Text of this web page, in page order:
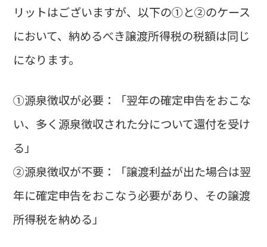
リットはございますが、以下の①と②のケース
において、納めるべき譲渡所得税の税額は同じ
になります。
①源泉徴収が必要：「翌年の確定申告をおこな
い、多く源泉徴収された分について還付を受け
る」
②源泉徴収が不要：「譲渡利益が出た場合は翌
年に確定申告をおこなう必要があり、その譲渡
所得税を納める」